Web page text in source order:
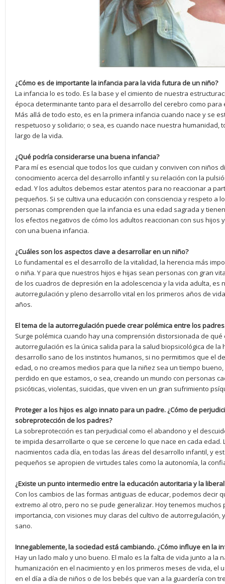
¿Cómo es de importante la infancia para la vida futura de un niño?
La infancia lo es todo. Es la base y el cimiento de nuestra
época determinante tanto para el desarrollo del cerebro como para
Más allá de todo esto, es en la primera infancia cuando nace y se
respetuoso y solidario; o sea, es cuando nace nuestra humanidad,
largo de la vida.
¿Qué podría considerarse una buena infancia?
Para mí es esencial que todos los que cuidan y conviven con niños
conocimiento acerca del desarrollo infantil y su relación con la
edad. Y los adultos debemos estar atentos para no reaccionar a
pequeños. Si se cultiva una educación con consciencia y respeto a
personas comprenden que la infancia es una edad sagrada y
los efectos negativos de cómo los adultos reaccionan con sus hijos
con una buena infancia.
¿Cuáles son los aspectos clave a desarrollar en un niño?
Lo fundamental es el desarrollo de la vitalidad, la herencia más
o niña. Y para que nuestros hijos e hijas sean personas con gran
de los cuadros de depresión en la adolescencia y la vida adulta, es
autorregulación y pleno desarrollo vital en los primeros años de
años.
El tema de la autorregulación puede crear polémica entre los
Surge polémica cuando hay una comprensión distorsionada de qué
autorregulación es la única salida para la salud biopsicológica de la
desarrollo sano de los instintos humanos, si no permitimos que el
edad, o no creamos medios para que la niñez sea un tiempo
perdido en que estamos, o sea, creando un mundo con personas
psicóticas, violentas, suicidas, que viven en un gran sufrimiento
Proteger a los hijos es algo innato para un padre. ¿Cómo de
sobreprotección de los padres?
La sobreprotección es tan perjudicial como el abandono y el
te impida desarrollarte o que se cercene lo que nace en cada
nacimientos cada día, en todas las áreas del desarrollo infantil, y
pequeños se apropien de virtudes tales como la autonomía, la
¿Existe un punto intermedio entre la educación autoritaria y la
Con los cambios de las formas antiguas de educar, podemos decir
extremo al otro, pero no se pude generalizar. Hoy tenemos
importancia, con visiones muy claras del cultivo de
sano.
Innegablemente, la sociedad está cambiando. ¿Cómo influye en la
Hay un lado malo y uno bueno. El malo es la falta de vida junto a la
humanización en el nacimiento y en los primeros meses de vida, el
en el día a día de niños o de los bebés que van a la guardería con